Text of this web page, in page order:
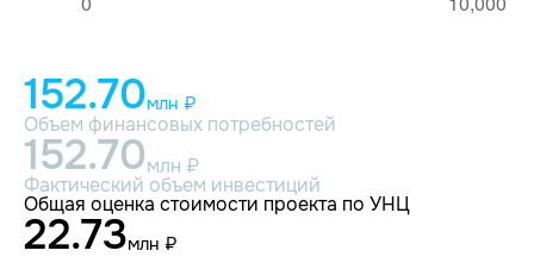
152.70млн ₽
Объем финансовых потребностей
152.70млн ₽
Фактический объем инвестиций
Общая оценка стоимости проекта по УНЦ
22.73млн ₽